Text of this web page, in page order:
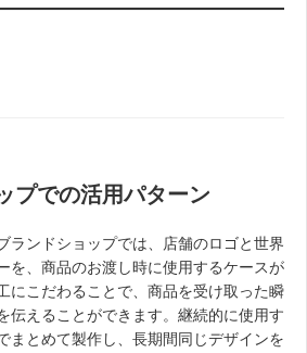
プでの活用パターン
ランドショップでは、店舗のロゴと世界
を、商品のお渡し時に使用するケースが
にこだわることで、商品を受け取った瞬
伝えることができます。継続的に使用す
まとめて製作し、長期間同じデザインを